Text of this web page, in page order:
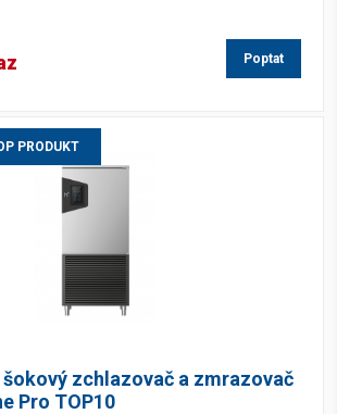
Poptat
PRODUKT
zchlazovač a zmrazovač
Pro TOP10